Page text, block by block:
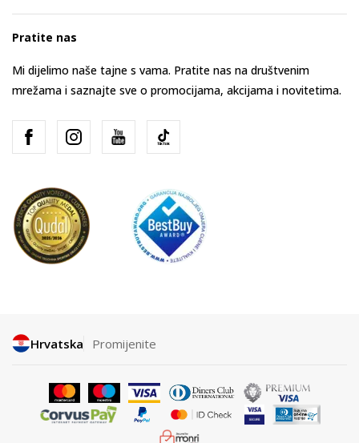
Pratite nas
Mi dijelimo naše tajne s vama. Pratite nas na društvenim
mrežama i saznajte sve o promocijama, akcijama i novitetima.
Hrvatska Promijenite